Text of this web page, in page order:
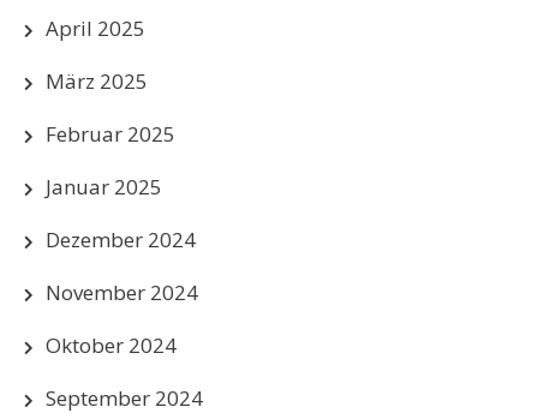
April 2025
März 2025
Februar 2025
Januar 2025
Dezember 2024
November 2024
Oktober 2024
September 2024